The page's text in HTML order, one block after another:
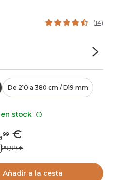
(14)
De 210 a 380 cm / D19 mm
,99 €
29,99 €
Añadir a la cesta